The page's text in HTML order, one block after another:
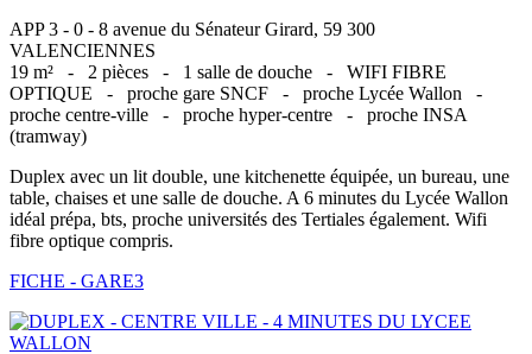
APP 3 - 0 - 8 avenue du Sénateur Girard, 59 300
VALENCIENNES
19 m² - 2 pièces - 1 salle de douche - WIFI FIBRE
OPTIQUE - proche gare SNCF - proche Lycée Wallon -
proche centre-ville - proche hyper-centre - proche INSA
(tramway)
Duplex avec un lit double, une kitchenette équipée, un bureau, une
table, chaises et une salle de douche. A 6 minutes du Lycée Wallon
idéal prépa, bts, proche universités des Tertiales également. Wifi
fibre optique compris.
FICHE - GARE3